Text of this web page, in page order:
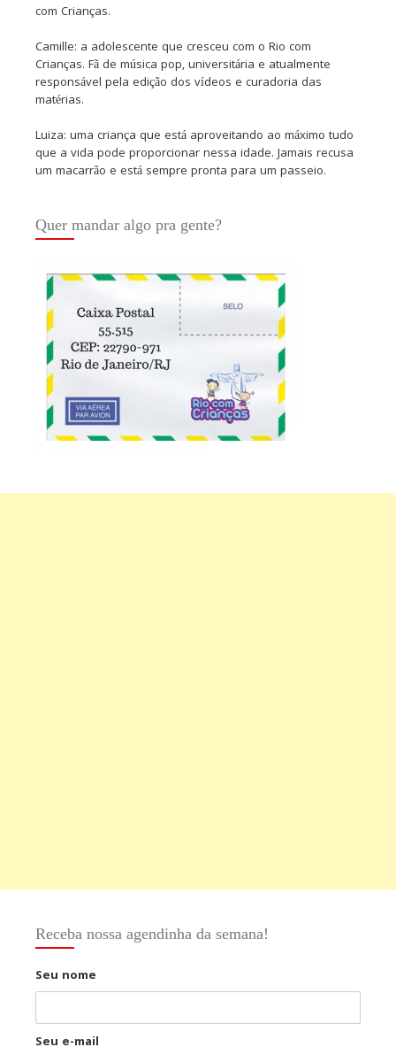
com Crianças.
Camille: a adolescente que cresceu com o Rio com
Crianças. Fã de música pop, universitária e atualmente
responsável pela edição dos vídeos e curadoria das
matérias.
Luiza: uma criança que está aproveitando ao máximo tudo
que a vida pode proporcionar nessa idade. Jamais recusa
um macarrão e está sempre pronta para um passeio.
Quer mandar algo pra gente?
Receba nossa agendinha da semana!
Seu nome
Seu e-mail